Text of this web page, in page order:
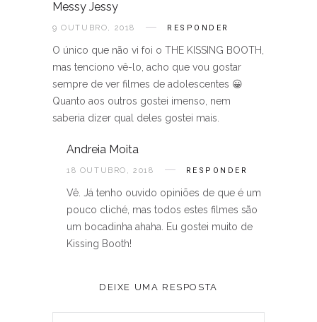
Messy Jessy
9 OUTUBRO, 2018 RESPONDER
O único que não vi foi o THE KISSING BOOTH,
mas tenciono vê-lo, acho que vou gostar
sempre de ver filmes de adolescentes 😀
Quanto aos outros gostei imenso, nem
saberia dizer qual deles gostei mais.
Andreia Moita
18 OUTUBRO, 2018 RESPONDER
Vê. Já tenho ouvido opiniões de que é um
pouco cliché, mas todos estes filmes são
um bocadinha ahaha. Eu gostei muito de
Kissing Booth!
DEIXE UMA RESPOSTA